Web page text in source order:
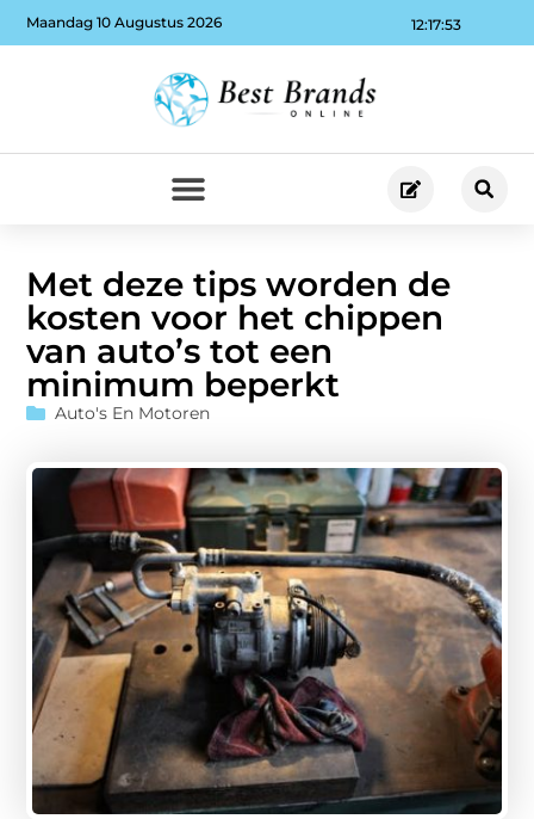
12:17:54
Maandag 10 Augustus 2026
Met deze tips worden de
kosten voor het chippen
van auto’s tot een
minimum beperkt
Auto's En Motoren